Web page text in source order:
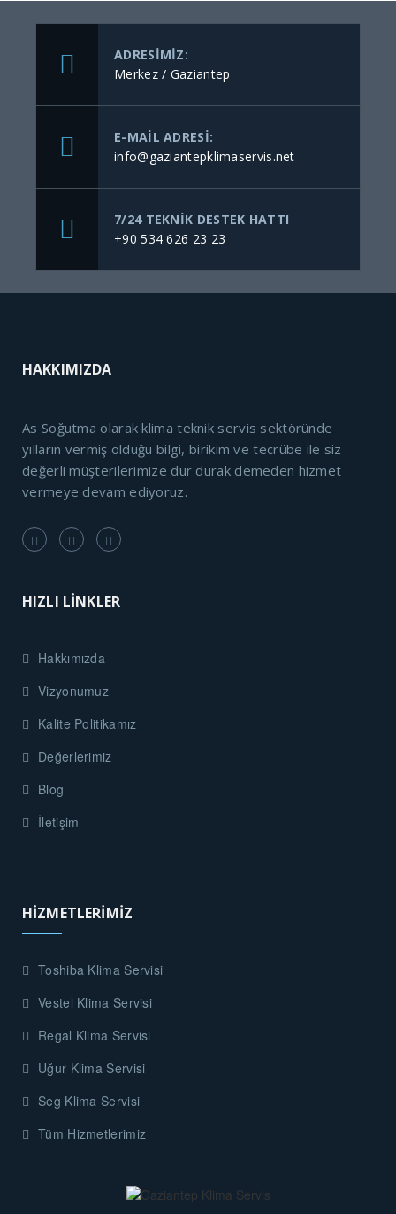
ADRESIMIZ:
Merkez / Gaziantep
E-MAIL ADRESI:
info@gaziantepklimaservis.net
7/24 TEKNIK DESTEK HATTI
+90 534 626 23 23
HAKKIMIZDA
As Soğutma olarak klima teknik servis sektöründe
yılların vermiş olduğu bilgi, birikim ve tecrübe ile siz
değerli müşterilerimize dur durak demeden hizmet
vermeye devam ediyoruz.
HIZLI LİNKLER
Hakkımızda
Vizyonumuz
Kalite Politikamız
Değerlerimiz
Blog
İletişim
HİZMETLERİMİZ
Toshiba Klima Servisi
Vestel Klima Servisi
Regal Klima Servisi
Uğur Klima Servisi
Seg Klima Servisi
Tüm Hizmetlerimiz